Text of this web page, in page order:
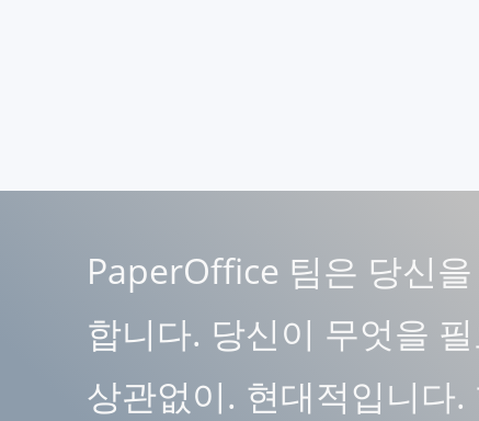
PaperOffice 팀은 당신을
합니다. 당신이 무엇을
상관없이. 현대적입니다.